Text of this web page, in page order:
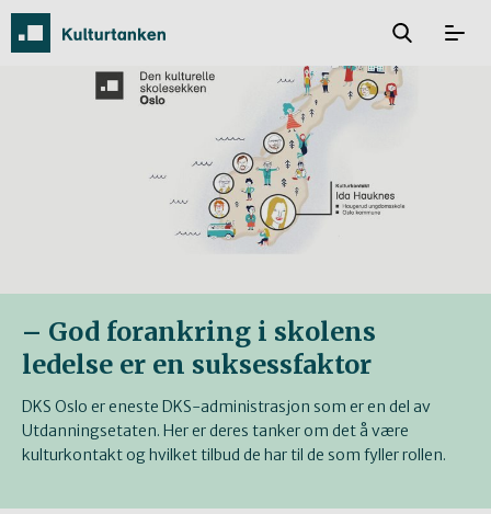
– God forankring i skolens
ledelse er en suksessfaktor
DKS Oslo er eneste DKS-administrasjon som er en del av
Utdanningsetaten. Her er deres tanker om det å være
kulturkontakt og hvilket tilbud de har til de som fyller rollen.